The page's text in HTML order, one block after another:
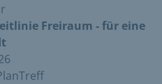
Freiraum - für eine